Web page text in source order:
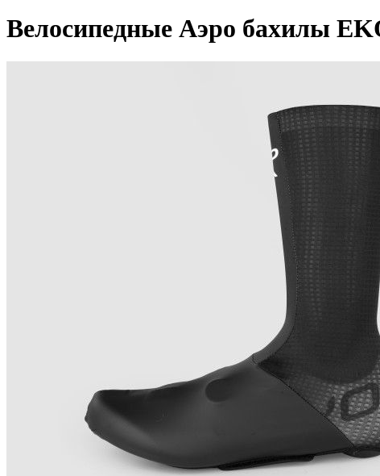
Велосипедные Аэро бахилы